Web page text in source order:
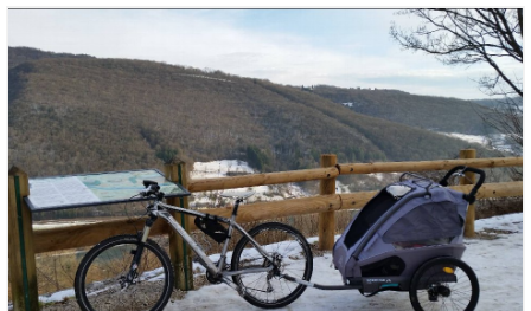
LIRE L'ARTICLE